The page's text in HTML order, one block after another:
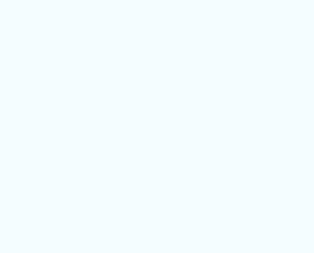
environnement aseptisé et
avec MOM Entretien.